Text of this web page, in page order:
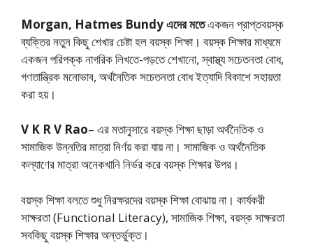
Morgan, Hatmes Bundy এদের মতেএকজন প্রাপ্তবয়স্ক
ব্যক্তির নতুন কিছু শেখার চেষ্টা হল বয়স্ক শিক্ষা। বয়স্ক শিক্ষার মাধ্যমে
একজন পরিপক্ক নাগরিক লিখতে-পড়তে শেখানো, স্বাস্থ্য সচেতনতা বোধ,
গণতান্ত্রিক মনোভাব, অর্থনৈতিক সচেতনতা বোধ ইত্যাদি বিকাশে সহায়তা
করা হয়।
V K R V Rao– এর মতানুসারে বয়স্ক শিক্ষা ছাড়া অর্থনৈতিক ও
সামাজিক উন্নতির মাত্রা নির্ণয় করা যায় না। সামাজিক ও অর্থনৈতিক
কল্যাণের মাত্রা অনেকখানি নির্ভর করে বয়স্ক শিক্ষার উপর।
বয়স্ক শিক্ষা বলতে শুধু নিরক্ষরদের বয়স্ক শিক্ষা বোঝায় না। কার্যকরী
সাক্ষরতা (Functional Literacy), সামাজিক শিক্ষা, বয়স্ক সাক্ষরতা
সবকিছু বয়স্ক শিক্ষার অন্তর্ভুক্ত।